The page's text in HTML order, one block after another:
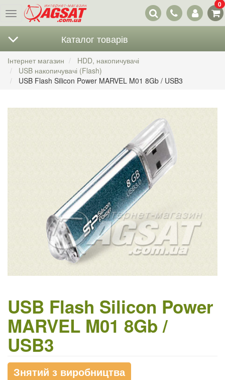
Меню
Наші
контакти
0
Каталог товарів
Інтернет магазин
HDD, накопичувачі
USB накопичувачі (Flash)
USB Flash Silicon Power MARVEL M01 8Gb / USB3
USB Flash Silicon Power
MARVEL M01 8Gb /
USB3
Знятий з виробництва